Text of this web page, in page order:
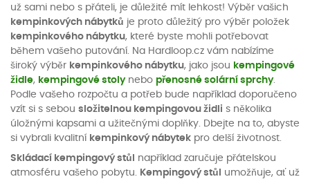
už sami nebo s přáteli, je důležité mít lehkost! Výběr vašich
kempinkových nábytků je proto důležitý pro výběr položek
kempinkového nábytku, které byste mohli potřebovat
během vašeho putování. Na Hardloop.cz vám nabízíme
široký výběr kempinkového nábytku, jako jsou kempingové
židle, kempingové stolynebo přenosné solární sprchy.
Podle vašeho rozpočtu a potřeb bude například doporučeno
vzít si s sebou složitelnou kempingovou židli s několika
úložnými kapsami a užitečnými doplňky. Dbejte na to, abyste
si vybrali kvalitní kempinkový nábytek pro delší životnost.
Skládací kempingový stůl
například zaručuje přátelskou
atmosféru vašeho pobytu. Kempingový stůl
umožňuje, ať už